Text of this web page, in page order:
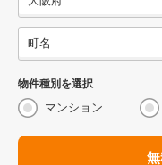
物件種別を選択
マンション